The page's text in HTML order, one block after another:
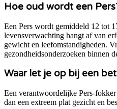
Hoe oud wordt een
Een Pers wordt gemiddeld 12 tot
levensverwachting hangt af van
gewicht en leefomstandigheden.
gezondheidsonderzoeken binnen
Waar let je op bij een
Een verantwoordelijke Pers-
dan een extreem plat gezicht en